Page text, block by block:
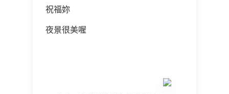
祝福妳
夜景很美喔